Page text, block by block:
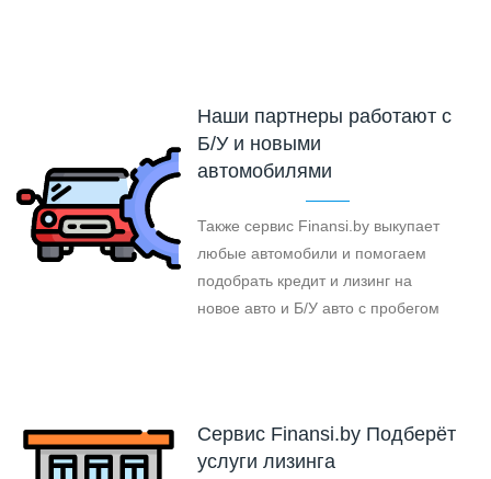
Наши партнеры работают с
Б/У и новыми
автомобилями
Также сервис Finansi.by выкупает
любые автомобили и помогаем
подобрать кредит и лизинг на
новое авто и Б/У авто с пробегом
Cервис Finansi.by Подберёт
услуги лизинга